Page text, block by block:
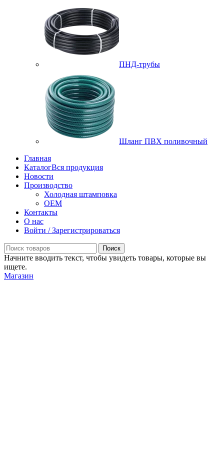
ПНД-трубы
Шланг ПВХ поливочный
Главная
КаталогВся продукция
Новости
Производство
Холодная штамповка
OEM
Контакты
О нас
Войти / Зарегистрироваться
Поиск
Начните вводить текст, чтобы увидеть товары, которые вы
ищете.
Магазин